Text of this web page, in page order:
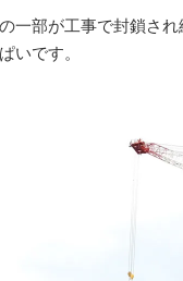
一部が工事で封鎖さ
いです。